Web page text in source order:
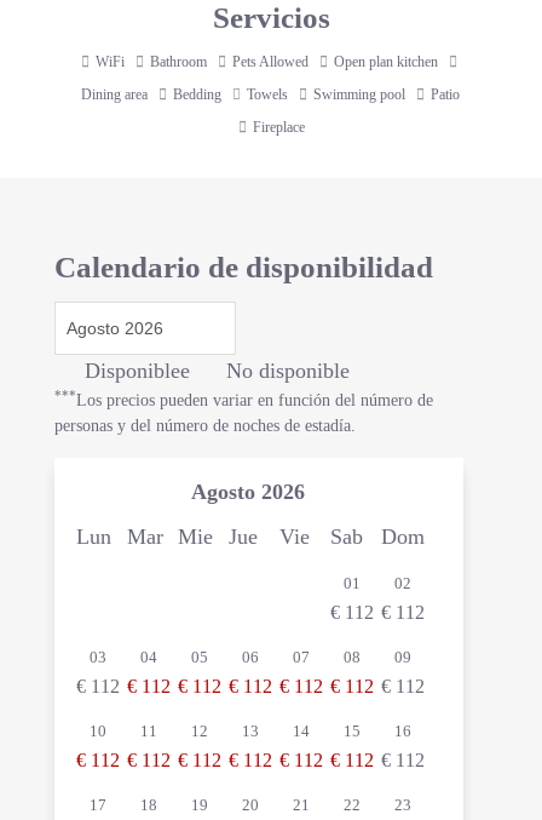
Servicios
WiFi Bathroom Pets Allowed
Open plan kitchen
Dining area
Bedding Towels Swimming pool
Patio
Fireplace
Calendario de disponibilidad
Disponiblee No disponible
***Los precios pueden variar en función del número de
personas y del número de noches de estadía.
Agosto 2026
Lun
Mar Mie Jue Vie Sab Dom
01
€ 112
02
€ 112
03
€ 112
04
€ 112
05
€ 112
06
€ 112
07
€ 112
08
€ 112
09
€ 112
10
€ 112
11
€ 112
12
€ 112
13
€ 112
14
€ 112
15
€ 112
16
€ 112
17 18 19 20 21 22 23